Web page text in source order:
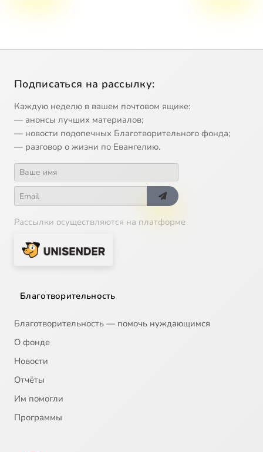
Подписаться на рассылку:
Каждую неделю в вашем почтовом ящике:
— анонсы лучших материалов;
— новости подопечных Благотворительного фонда;
— разговор о жизни по Евангелию.
Рассылки осуществляются на платформе
Благотворительность
Благотворительность — помочь нуждающимся
О фонде
Новости
Отчёты
Им помогли
Программы